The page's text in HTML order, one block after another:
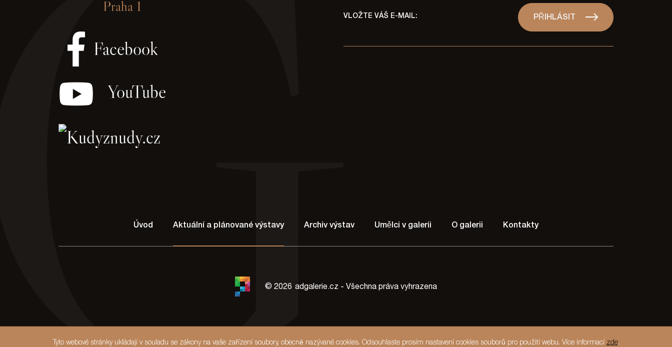
Praha 1
Facebook
YouTube
VLOŽTE VÁŠ E-MAIL: PŘIHLÁSIT
Úvod Aktuální a plánované výstavy Archiv výstav Umělci v galerii O galerii Kontakty
© 2026 adgalerie.cz - Všechna práva vyhrazena
Tyto webové stránky ukládají v souladu se zákony na vaše zařízení soubory, obecně nazývané cookies. Odsouhlaste prosím nastavení cookies souborů pro použití webu. Více informací zde.